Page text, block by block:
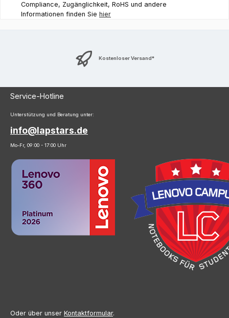
Compliance, Zugänglichkeit, RoHS und andere
Informationen finden Sie hier
Kostenloser Versand*
Service-Hotline
Unterstützung und Beratung unter:
info@lapstars.de
Mo-Fr, 09:00 - 17:00 Uhr
Oder über unser Kontaktformular.